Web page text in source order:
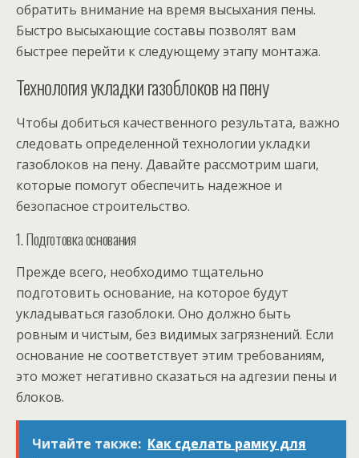
обратить внимание на время высыхания пены.
Быстро высыхающие составы позволят вам
быстрее перейти к следующему этапу монтажа.
Технология укладки газоблоков на пену
Чтобы добиться качественного результата, важно
следовать определенной технологии укладки
газоблоков на пену. Давайте рассмотрим шаги,
которые помогут обеспечить надежное и
безопасное строительство.
1. Подготовка основания
Прежде всего, необходимо тщательно
подготовить основание, на которое будут
укладываться газоблоки. Оно должно быть
ровным и чистым, без видимых загрязнений. Если
основание не соответствует этим требованиям,
это может негативно сказаться на адгезии пены и
блоков.
Читайте также: Как сделать рамку для